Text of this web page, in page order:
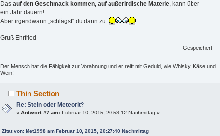
Das auf den Geschmack kommen, auf außerirdische Materie, kann über
ein Jahr dauern!
Aber irgendwann „schlägst“ du dann zu.
Gruß Ehrfried
Gespeichert
Der Mensch hat die Fähigkeit zur Vorahnung und er reift mit Geduld, wie Whisky, Käse und
Wein!
Thin Section
Re: Stein oder Meteorit?
«Antwort #7 am: Februar 10, 2015, 20:53:12 Nachmittag »
Zitat von: Met1998 am Februar 10, 2015, 20:27:40 Nachmittag